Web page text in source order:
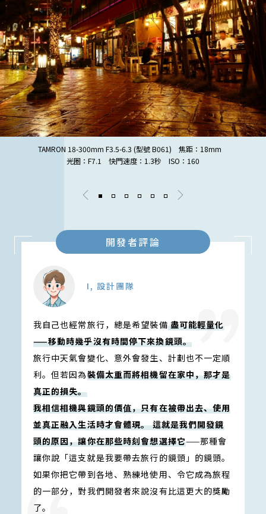
TAMRON 18-300mm F3.5-6.3 (型號 B061) 焦距：18mm
光圈：F7.1 快門速度：1.3秒 ISO：160
開發者評論
I, 設計團隊
我自己也經常旅行，總是希望裝備盡可能輕量化
——移動時幾乎沒有時間停下來換鏡頭。
旅行中天氣會變化、意外會發生、計劃也不一定順
利。但若因為裝備太重而將相機留在家中，那才是
真正的損失。
我相信相機與鏡頭的價值，只有在被帶出去、使用
並真正融入生活時才會體現。這就是我們開發鏡
頭的原因，讓你在那些時刻會想選擇它——那種會
讓你說「這支就是我要帶去旅行的鏡頭」的鏡頭。
如果你把它帶到各地、熟練地使用、令它成為旅程
的一部分，對我們開發者來說沒有比這更大的獎勵
了。